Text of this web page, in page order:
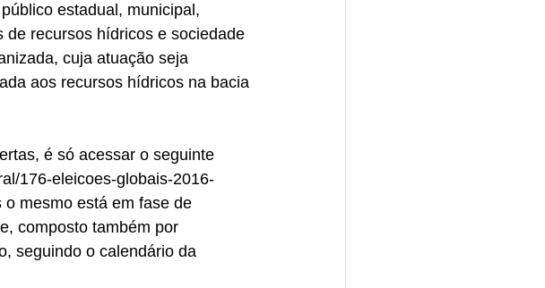
estadual, municipal,
de recursos hídricos e sociedade
cuja atuação seja
aos recursos hídricos na bacia
é só acessar o seguinte
176-eleicoes-globais-2016-
mesmo está em fase de
composto também por
seguindo o calendário da